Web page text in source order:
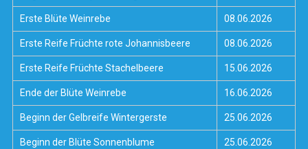
Erste Blüte Weinrebe 08.06.2026
Erste Reife Früchte rote Johannisbeere 08.06.2026
Erste Reife Früchte Stachelbeere 15.06.2026
Ende der Blüte Weinrebe 16.06.2026
Beginn der Gelbreife Wintergerste 25.06.2026
Beginn der Blüte Sonnenblume 25.06.2026